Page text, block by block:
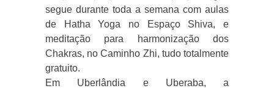
segue durante toda a semana com aulas
de Hatha Yoga no Espaço Shiva, e
meditação para harmonização dos
Chakras, no Caminho Zhi, tudo totalmente
gratuito.
Em Uberlândia e Uberaba, a